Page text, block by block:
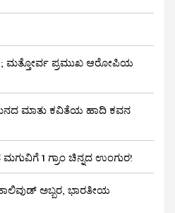
ಮತ್ತೋರ್ವ ಪ್ರಮುಖ ಆರೋಪಿಯ
ಮಾತು ಕವಿತೆಯ ಹಾದಿ ಕವನ
1 ಗ್ರಾಂ ಚಿನ್ನದ ಉಂಗುರ!
ಅಬ್ಬರ, ಭಾರತೀಯ